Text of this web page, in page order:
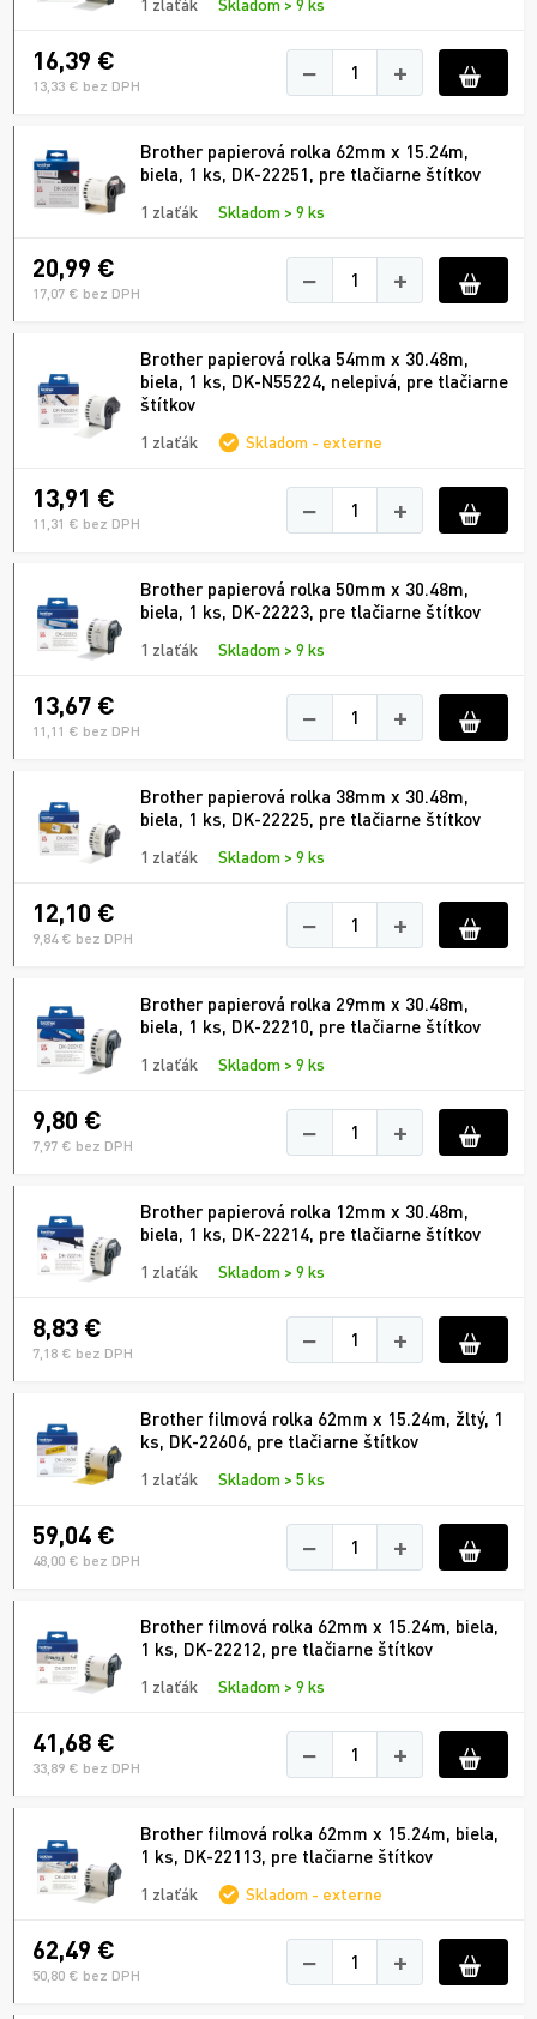
16,39 €
13,33 € bez DPH − +
Brother papierová rolka 62mm x 15.24m,
biela, 1 ks, DK-22251, pre tlačiarne štítkov
1 zlaťák Skladom > 9 ks
20,99 €
17,07 € bez DPH − +
Brother papierová rolka 54mm x 30.48m,
biela, 1 ks, DK-N55224, nelepivá, pre tlačiarne
štítkov
1 zlaťák Skladom - externe
13,91 €
11,31 € bez DPH − +
Brother papierová rolka 50mm x 30.48m,
biela, 1 ks, DK-22223, pre tlačiarne štítkov
1 zlaťák Skladom > 9 ks
13,67 €
11,11 € bez DPH − +
Brother papierová rolka 38mm x 30.48m,
biela, 1 ks, DK-22225, pre tlačiarne štítkov
1 zlaťák Skladom > 9 ks
12,10 €
9,84 € bez DPH − +
Brother papierová rolka 29mm x 30.48m,
biela, 1 ks, DK-22210, pre tlačiarne štítkov
1 zlaťák Skladom > 9 ks
9,80 €
7,97 € bez DPH − +
Brother papierová rolka 12mm x 30.48m,
biela, 1 ks, DK-22214, pre tlačiarne štítkov
1 zlaťák Skladom > 9 ks
8,83 €
7,18 € bez DPH − +
Brother filmová rolka 62mm x 15.24m, žltý, 1
ks, DK-22606, pre tlačiarne štítkov
1 zlaťák Skladom > 5 ks
59,04 €
48,00 € bez DPH − +
Brother filmová rolka 62mm x 15.24m, biela,
1 ks, DK-22212, pre tlačiarne štítkov
1 zlaťák Skladom > 9 ks
41,68 €
33,89 € bez DPH − +
Brother filmová rolka 62mm x 15.24m, biela,
1 ks, DK-22113, pre tlačiarne štítkov
1 zlaťák Skladom - externe
62,49 €
50,80 € bez DPH − +